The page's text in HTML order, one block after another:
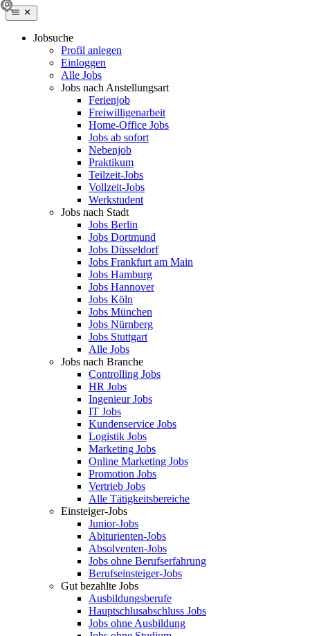
Jobsuche
Profil anlegen
Einloggen
Alle Jobs
Jobs nach Anstellungsart
Ferienjob
Freiwilligenarbeit
Home-Office Jobs
Jobs ab sofort
Nebenjob
Praktikum
Teilzeit-Jobs
Vollzeit-Jobs
Werkstudent
Jobs nach Stadt
Jobs Berlin
Jobs Dortmund
Jobs Düsseldorf
Jobs Frankfurt am Main
Jobs Hamburg
Jobs Hannover
Jobs Köln
Jobs München
Jobs Nürnberg
Jobs Stuttgart
Alle Jobs
Jobs nach Branche
Controlling Jobs
HR Jobs
Ingenieur Jobs
IT Jobs
Kundenservice Jobs
Logistik Jobs
Marketing Jobs
Online Marketing Jobs
Promotion Jobs
Vertrieb Jobs
Alle Tätigkeitsbereiche
Einsteiger-Jobs
Junior-Jobs
Abiturienten-Jobs
Absolventen-Jobs
Jobs ohne Berufserfahrung
Berufseinsteiger-Jobs
Gut bezahlte Jobs
Ausbildungsberufe
Hauptschlusabschluss Jobs
Jobs ohne Ausbildung